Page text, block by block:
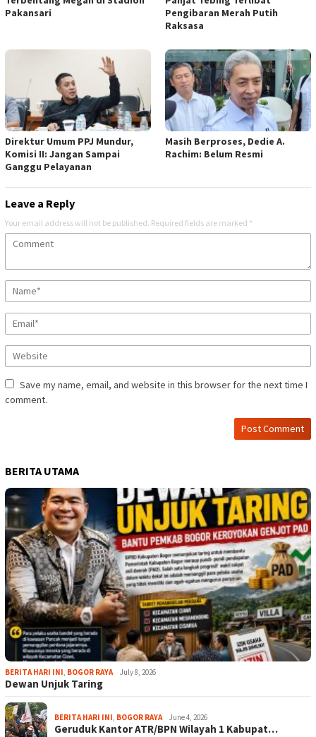
Pakansari
Pengibaran Merah Putih
Raksasa
Direktur Umum PPJ Mundur,
Komisi II: Jangan Sampai
Ganggu Pelayanan
Masih Berproses, Dedie A.
Rachim: Belum Resmi
Leave a Reply
Your email address will not be published. Required fields are marked *
Save my name, email, and website in this browser for the next time I
comment.
BERITA UTAMA
BERITA HARI INI, BOGOR RAYA July 8, 2026
Dewan Unjuk Taring
BERITA HARI INI, BOGOR RAYA June 4, 2026
Geruduk Kantor ATR/BPN Wilayah 1 Kabupat…